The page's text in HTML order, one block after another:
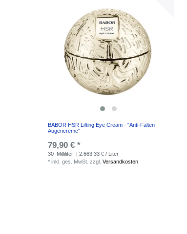
BABOR HSR Lifting Eye Cream - "Anti-Falten
Augencreme"
79,90 € *
30 Milliliter | 2.663,33 € / Liter
*inkl. ges. MwSt. zzgl.Versandkosten